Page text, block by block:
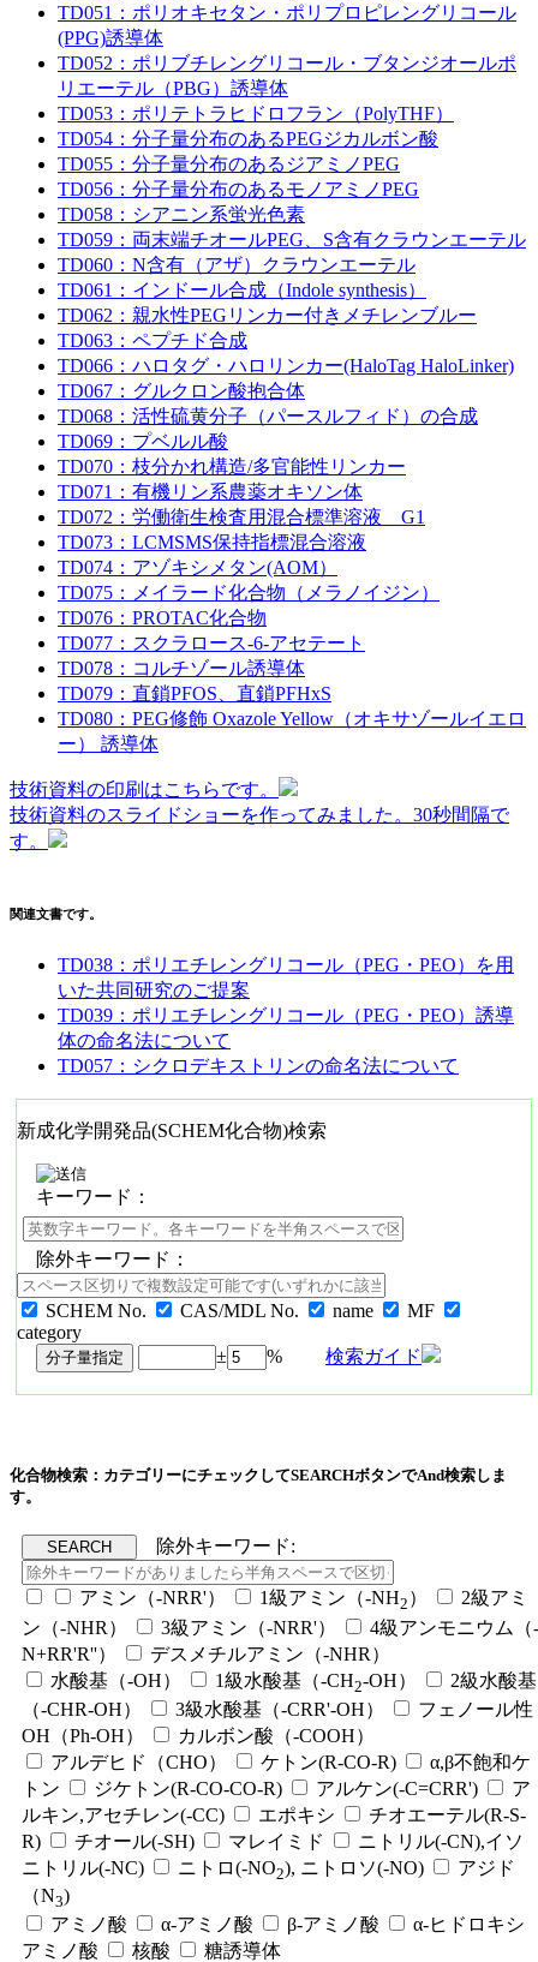
TD051：ポリオキセタン・ポリプロピレングリコール
(PPG)誘導体
TD052：ポリブチレングリコール・ブタンジオールポ
リエーテル（PBG）誘導体
TD053：ポリテトラヒドロフラン（PolyTHF）
TD054：分子量分布のあるPEGジカルボン酸
TD055：分子量分布のあるジアミノPEG
TD056：分子量分布のあるモノアミノPEG
TD058：シアニン系蛍光色素
TD059：両末端チオールPEG、S含有クラウンエーテル
TD060：N含有（アザ）クラウンエーテル
TD061：インドール合成（Indole synthesis）
TD062：親水性PEGリンカー付きメチレンブルー
TD063：ペプチド合成
TD066：ハロタグ・ハロリンカー(HaloTag HaloLinker)
TD067：グルクロン酸抱合体
TD068：活性硫黄分子（パースルフィド）の合成
TD069：プベルル酸
TD070：枝分かれ構造/多官能性リンカー
TD071：有機リン系農薬オキソン体
TD072：労働衛生検査用混合標準溶液 G1
TD073：LCMSMS保持指標混合溶液
TD074：アゾキシメタン(AOM）
TD075：メイラード化合物（メラノイジン）
TD076：PROTAC化合物
TD077：スクラロース-6-アセテート
TD078：コルチゾール誘導体
TD079：直鎖PFOS、直鎖PFHxS
TD080：PEG修飾 Oxazole Yellow（オキサゾールイエロ
ー） 誘導体
技術資料の印刷はこちらです。
技術資料のスライドショーを作ってみました。30秒間隔で
す。
関連文書です。
TD038：ポリエチレングリコール（PEG・PEO）を用
いた共同研究のご提案
TD039：ポリエチレングリコール（PEG・PEO）誘導
体の命名法について
TD057：シクロデキストリンの命名法について
新成化学開発品(SCHEM化合物)検索
キーワード：
除外キーワード：
SCHEM No. CAS/MDL No. name
MF
category
±
% 検索ガイド
化合物検索：カテゴリーにチェックしてSEARCHボタンでAnd検索しま
す。
除外キーワード:
アミン（-NRR'） 1級アミン（-NH2 ）
2級アミ
ン（-NHR）
3級アミン（-NRR'）
4級アンモニウム（-
N+RR'R''）
デスメチルアミン（-NHR）
水酸基（-OH）
1級水酸基（-CH2-OH）
2級水酸基
（-CHR-OH）
3級水酸基（-CRR'-OH）
フェノール性
OH（Ph-OH）
カルボン酸（-COOH）
アルデヒド（CHO）
ケトン(R-CO-R)
α,β不飽和ケ
トン
ジケトン(R-CO-CO-R) アルケン(-C=CRR')
ア
ルキン,アセチレン(-CC)
エポキシ
チオエーテル(R-S-
R)
チオール(-SH) マレイミド
ニトリル(-CN),イソ
ニトリル(-NC)
ニトロ(-NO2), ニトロソ(-NO)
アジド
（N3)
アミノ酸
α-アミノ酸 β-アミノ酸
α-ヒドロキシ
アミノ酸
核酸 糖誘導体